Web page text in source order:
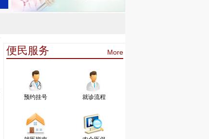
便民服务 More
预约挂号 就诊流程